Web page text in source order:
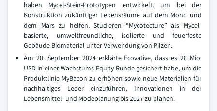
haben Mycel-Stein-Prototypen entwickelt, um bei der
Konstruktion zukünftiger Lebensräume auf dem Mond und
dem Mars zu helfen, Studieren “Mycotecture” als Mycel-
basierte, umweltfreundliche, isolierte und feuerfeste
Gebäude Biomaterial unter Verwendung von Pilzen.
Am 20. September 2024 erklärte Ecovative, dass es 28 Mio.
USD in einer Wachstums-Equity-Runde gesichert habe, um die
Produktlinie MyBacon zu erhöhen sowie neue Materialien für
nachhaltiges Leder einzuführen, Innovationen in der
Lebensmittel- und Modeplanung bis 2027 zu planen.